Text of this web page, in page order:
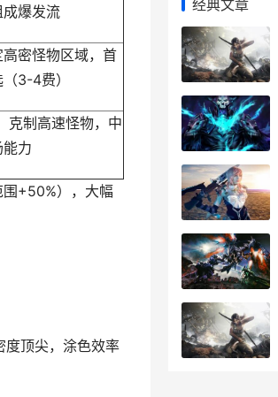
成爆发流
密怪物区域，首
3-4费）
克制高速怪物，中
力
围+50%），大幅
度顶尖，涂色效率
经典文章